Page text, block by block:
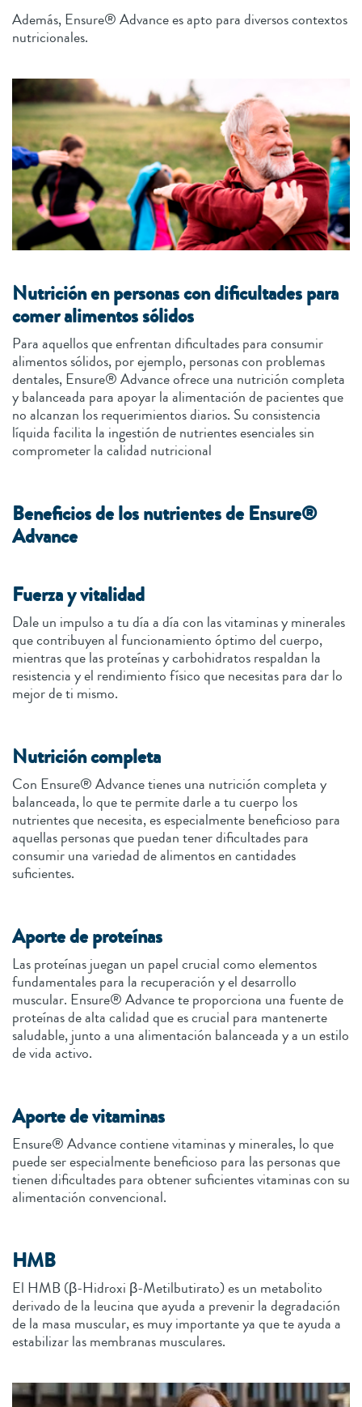
Además, Ensure® Advance es apto para diversos contextos
nutricionales.
Nutrición en personas con dificultades para
comer alimentos sólidos
Para aquellos que enfrentan dificultades para consumir
alimentos sólidos, por ejemplo, personas con problemas
dentales, Ensure® Advance ofrece una nutrición completa
y balanceada para apoyar la alimentación de pacientes que
no alcanzan los requerimientos diarios. Su consistencia
líquida facilita la ingestión de nutrientes esenciales sin
comprometer la calidad nutricional
Beneficios de los nutrientes de Ensure®
Advance
Fuerza y vitalidad
Dale un impulso a tu día a día con las vitaminas y minerales
que contribuyen al funcionamiento óptimo del cuerpo,
mientras que las proteínas y carbohidratos respaldan la
resistencia y el rendimiento físico que necesitas para dar lo
mejor de ti mismo.
Nutrición completa
Con Ensure® Advance tienes una nutrición completa y
balanceada, lo que te permite darle a tu cuerpo los
nutrientes que necesita, es especialmente beneficioso para
aquellas personas que puedan tener dificultades para
consumir una variedad de alimentos en cantidades
suficientes.
Aporte de proteínas
Las proteínas juegan un papel crucial como elementos
fundamentales para la recuperación y el desarrollo
muscular. Ensure® Advance te proporciona una fuente de
proteínas de alta calidad que es crucial para mantenerte
saludable, junto a una alimentación balanceada y a un estilo
de vida activo.
Aporte de vitaminas
Ensure® Advance contiene vitaminas y minerales, lo que
puede ser especialmente beneficioso para las personas que
tienen dificultades para obtener suficientes vitaminas con su
alimentación convencional.
HMB
El HMB (β-Hidroxi β-Metilbutirato) es un metabolito
derivado de la leucina que ayuda a prevenir la degradación
de la masa muscular, es muy importante ya que te ayuda a
estabilizar las membranas musculares.